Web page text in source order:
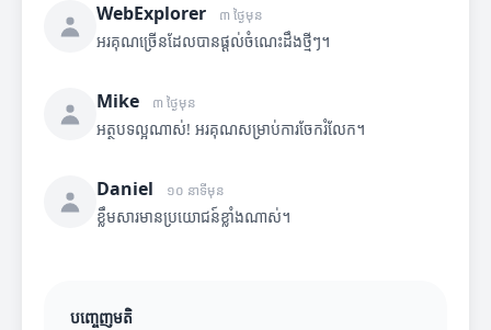
WebExplorer ៣ ថ្ងៃមុន
អរគុណច្រើនដែលបានផ្តល់ចំណេះដឹងថ្មីៗ។
Mike ៣ ថ្ងៃមុន
អត្ថបទល្អណាស់! អរគុណសម្រាប់ការចែករំលែក។
Daniel ១០ នាទីមុន
ខ្លឹមសារមានប្រយោជន៍ខ្លាំងណាស់។
បញ្ចេញមតិ